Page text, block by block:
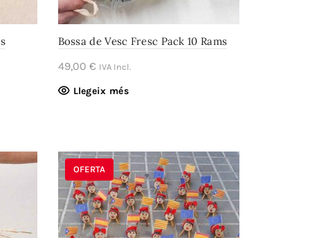
Bossa de Vesc Fresc Pack 10 Rams
49,00 € IVA Incl.
Llegeix més
OFERTA